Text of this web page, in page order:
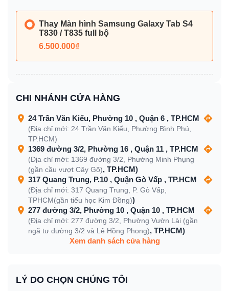
Thay Màn hình Samsung Galaxy Tab S4
T830 / T835 full bộ
6.500.000₫
CHI NHÁNH CỬA HÀNG
24 Trần Văn Kiểu, Phường 10 , Quận 6 , TP.HCM
(Địa chỉ mới: 24 Trần Văn Kiểu, Phường Bình Phú,
TP.HCM)
1369 đường 3/2, Phường 16 , Quận 11 , TP.HCM
(Địa chỉ mới: 1369 đường 3/2, Phường Minh Phụng
(gần cầu vượt Cây Gõ), TP.HCM)
317 Quang Trung, P.10 , Quận Gò Vấp , TP.HCM
(Địa chỉ mới: 317 Quang Trung, P. Gò Vấp,
TPHCM(gần tiểu học Kim Đồng))
277 đường 3/2, Phường 10 , Quận 10 , TP.HCM
(Địa chỉ mới: 277 đường 3/2, Phường Vườn Lài (gần
ngã tư đường 3/2 và Lê Hồng Phong), TP.HCM)
Xem danh sách cửa hàng
LÝ DO CHỌN CHÚNG TÔI